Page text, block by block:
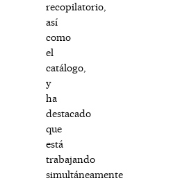
recopilatorio,
así
como
el
catálogo,
y
ha
destacado
que
está
trabajando
simultáneamente